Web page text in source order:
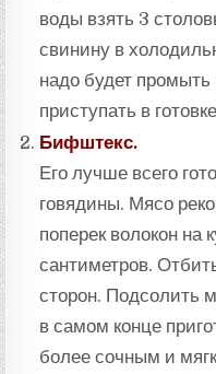
воды взять 3
свинину в
надо будет
приступать в
Бифштекс.
Его лучше всего
говядины. Мясо
поперек волокон на
сантиметров.
сторон. Подсолить
в самом конце
более сочным и